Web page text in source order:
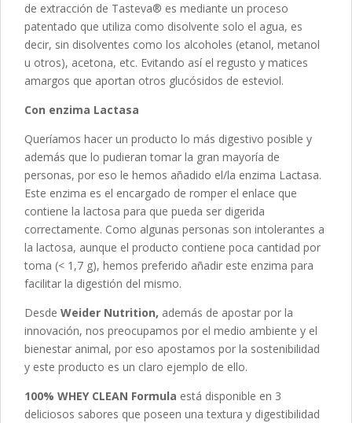
de extracción de Tasteva® es mediante un proceso
patentado que utiliza como disolvente solo el agua, es
decir, sin disolventes como los alcoholes (etanol, metanol
u otros), acetona, etc. Evitando así el regusto y matices
amargos que aportan otros glucósidos de esteviol.
Con enzima Lactasa
Queríamos hacer un producto lo más digestivo posible y
además que lo pudieran tomar la gran mayoría de
personas, por eso le hemos añadido el/la enzima Lactasa.
Este enzima es el encargado de romper el enlace que
contiene la lactosa para que pueda ser digerida
correctamente. Como algunas personas son intolerantes a
la lactosa, aunque el producto contiene poca cantidad por
toma (< 1,7 g), hemos preferido añadir este enzima para
facilitar la digestión del mismo.
Desde Weider Nutrition, además de apostar por la
innovación, nos preocupamos por el medio ambiente y el
bienestar animal, por eso apostamos por la sostenibilidad
y este producto es un claro ejemplo de ello.
100% WHEY CLEAN Formula está disponible en 3
deliciosos sabores que poseen una textura y digestibilidad